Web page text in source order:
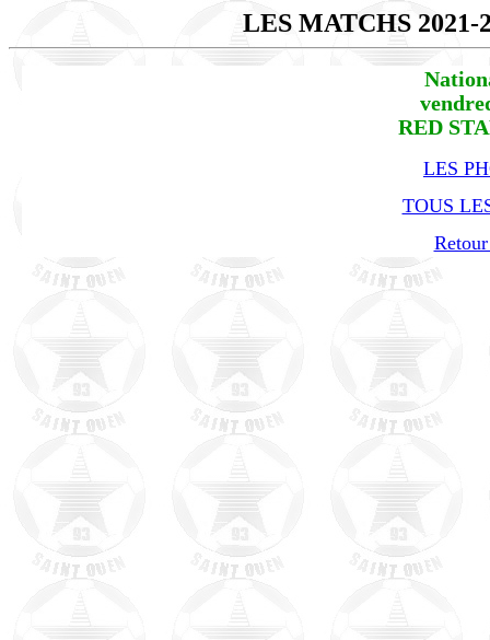
LES MATCHS
RED
LES
TOUS